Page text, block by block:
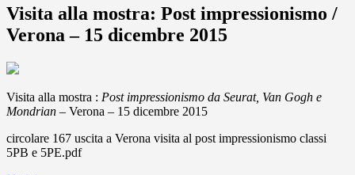
Visita alla mostra: Post impressionismo /
Verona – 15 dicembre 2015
Visita alla mostra : Post impressionismo da Seurat, Van Gogh e
Mondrian – Verona – 15 dicembre 2015
circolare 167 uscita a Verona visita al post impressionismo classi
5PB e 5PE.pdf